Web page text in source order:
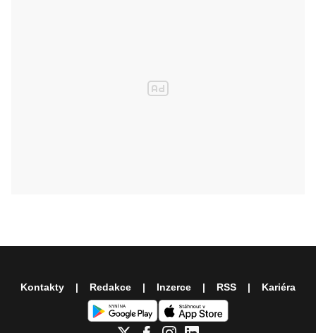
Kontakty Redakce Inzerce RSS Kariéra